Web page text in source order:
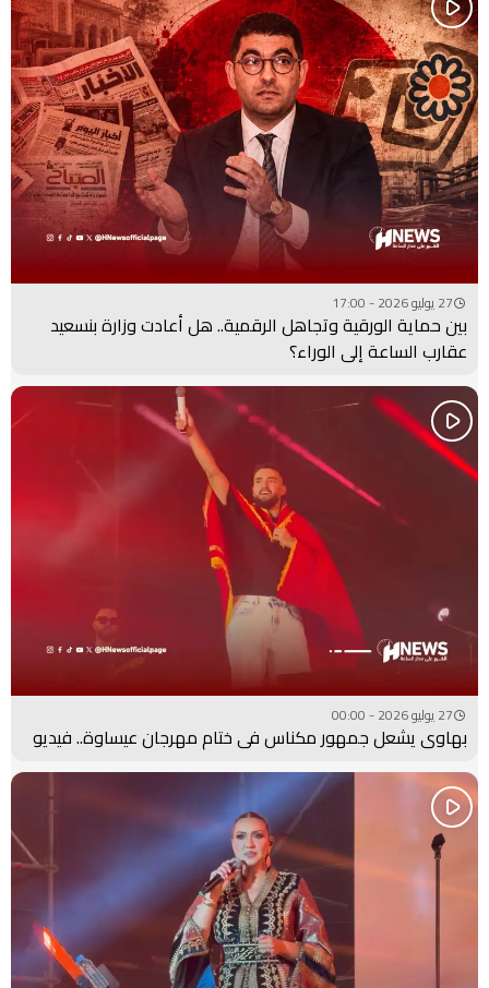
27 يوليو 2026 - 17:00
بين حماية الورقية وتجاهل الرقمية.. هل أعادت وزارة بنسعيد
عقارب الساعة إلى الوراء؟
27 يوليو 2026 - 00:00
بهاوي يشعل جمهور مكناس في ختام مهرجان عيساوة.. فيديو